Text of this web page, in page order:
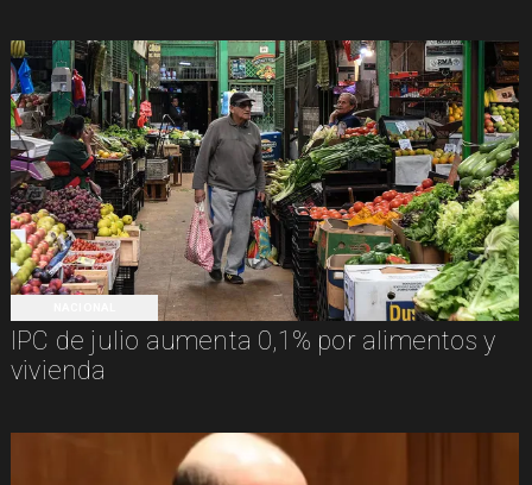
IPC de julio aumenta 0,1% por alimentos y
vivienda